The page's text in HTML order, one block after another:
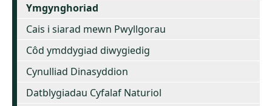
Ymgynghoriad
Cais i siarad mewn Pwyllgorau
Côd ymddygiad diwygiedig
Cynulliad Dinasyddion
Datblygiadau Cyfalaf Naturiol